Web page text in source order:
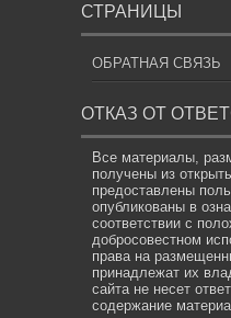
СТРАНИЦЫ
ОБРАТНАЯ СВЯЗЬ
ОТКАЗ ОТ
Все материалы,
получены из
предоставлены
опубликованы в
соответствии с
добросовестном
права на
принадлежат их
сайта не несет
содержание